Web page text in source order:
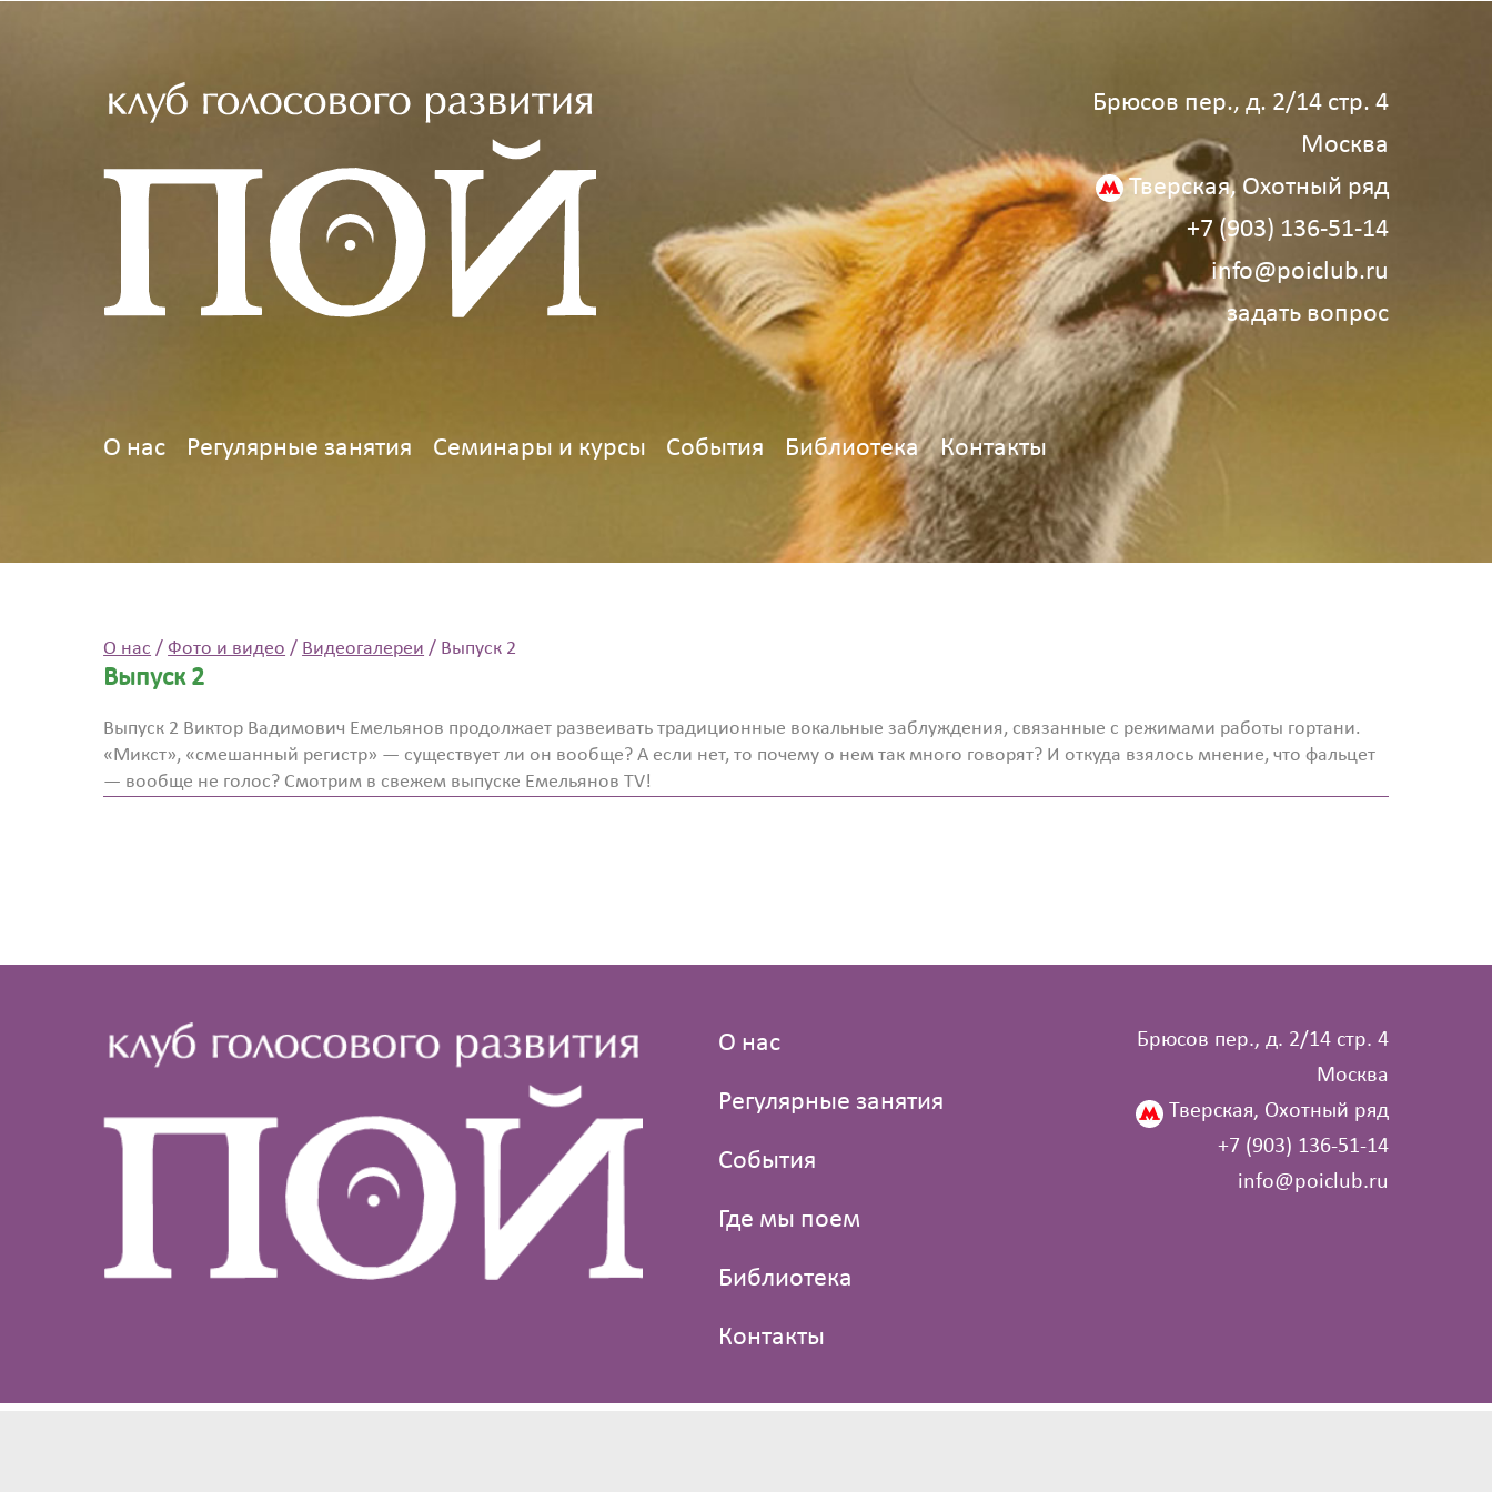
Брюсов пер., д. 2/14 стр. 4
Москва
Тверская, Охотный ряд
+7 (903) 136‑51‑14
info@poiclub.ru
задать вопрос
О нас Регулярные занятия Семинары и курсы События Библиотека Контакты
О нас /Фото и видео / Видеогалереи / Выпуск 2
Выпуск 2
Выпуск 2 Виктор Вадимович Емельянов продолжает развеивать традиционные вокальные заблуждения, связанные с режимами работы гортани.
«Микст», «смешанный регистр» — существует ли он вообще? А если нет, то почему о нем так много говорят? И откуда взялось мнение, что фальцет
— вообще не голос? Смотрим в свежем выпуске Емельянов TV!
О нас
Регулярные занятия
События
Где мы поем
Библиотека
Контакты
Брюсов пер., д. 2/14 стр. 4
Москва
Тверская, Охотный ряд
+7 (903) 136‑51‑14
info@poiclub.ru